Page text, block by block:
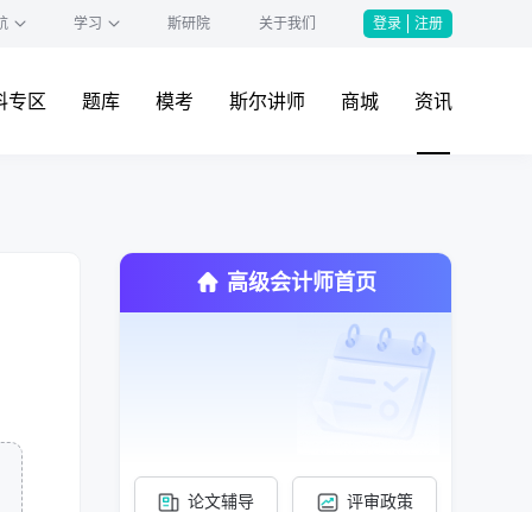
学习 斯研院 关于我们 登录 注册
专区 题库 模考 斯尔讲师 商城 资讯
高级会计师首页
论文辅导 评审政策